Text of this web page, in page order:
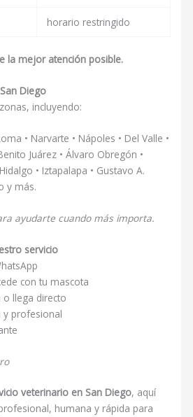
horario restringido
la mejor atención posible.
Diego
incluyendo:
• Narvarte • Nápoles • Del Valle •
Juárez • Álvaro Obregón •
• Iztapalapa • Gustavo A.
y más.
ayudarte cuando más importa.
servicio
con tu mascota
o llega directo
y profesional
veterinario en San Diego, aquí
humana y rápida para